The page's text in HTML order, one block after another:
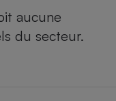
aucune
du secteur.